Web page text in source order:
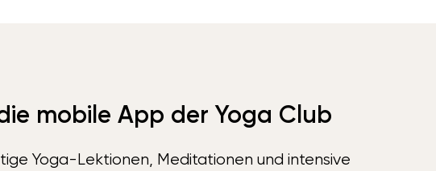
mobile App der Yoga Club
Yoga-Lektionen, Meditationen und intensive